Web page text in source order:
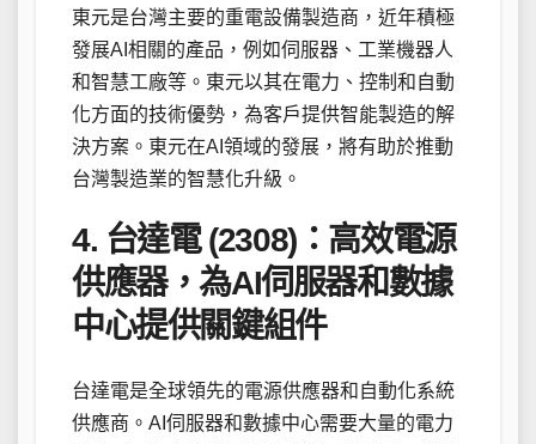
東元是台灣主要的重電設備製造商，近年積極
發展AI相關的產品，例如伺服器、工業機器人
和智慧工廠等。東元以其在電力、控制和自動
化方面的技術優勢，為客戶提供智能製造的解
決方案。東元在AI領域的發展，將有助於推動
台灣製造業的智慧化升級。
4. 台達電 (2308)：高效電源
供應器，為AI伺服器和數據
中心提供關鍵組件
台達電是全球領先的電源供應器和自動化系統
供應商。AI伺服器和數據中心需要大量的電力